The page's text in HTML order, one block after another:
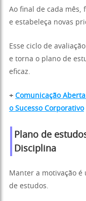
Ao final de cada mês,
e estabeleça novas
Esse ciclo de
e torna o plano de
eficaz.
+ Comunicação
o Sucesso Corporativo
Plano de
Disciplina
Manter a motivação
de estudos.